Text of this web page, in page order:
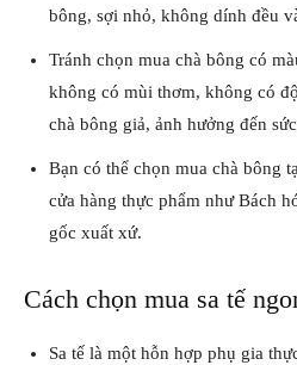
bông, sợi nhỏ, không dính đều
Tránh chọn mua chà bông có
không có mùi thơm, không có
chà bông giả, ảnh hưởng đến
Bạn có thể chọn mua chà bông
cửa hàng thực phẩm như Bách
gốc xuất xứ.
Cách chọn mua sa tế
Sa tế là một hỗn hợp phụ gia